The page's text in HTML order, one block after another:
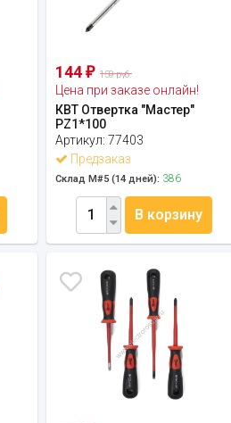
144₽ 159 руб.
Цена при заказе онлайн!
КВТ Отвертка "Мастер"
PZ1*100
Артикул:77403
Предзаказ
Склад М#5 (14 дней): 386
В корзину